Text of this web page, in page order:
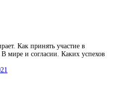
Как принять участие в
мире и согласии. Каких успехов